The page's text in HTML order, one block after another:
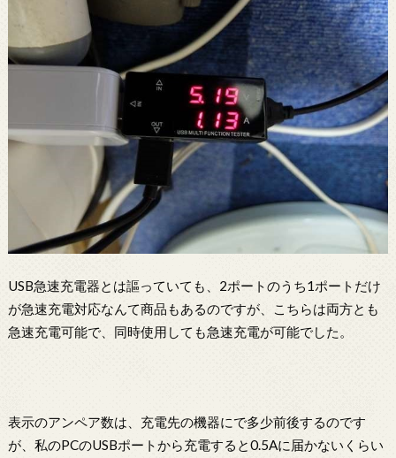
USB急速充電器とは謳っていても、2ポートのうち1ポートだけ
が急速充電対応なんて商品もあるのですが、こちらは両方とも
急速充電可能で、同時使用しても急速充電が可能でした。
表示のアンペア数は、充電先の機器にで多少前後するのです
が、私のPCのUSBポートから充電すると0.5Aに届かないくらい